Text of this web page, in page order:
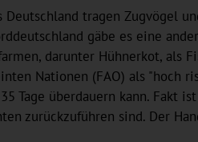
Deutschland tragen Zugvögel
gäbe es eine
darunter Hühnerkot, als
Nationen (FAO) als "hoch
Tage überdauern kann. Fakt
zurückzuführen sind. Der